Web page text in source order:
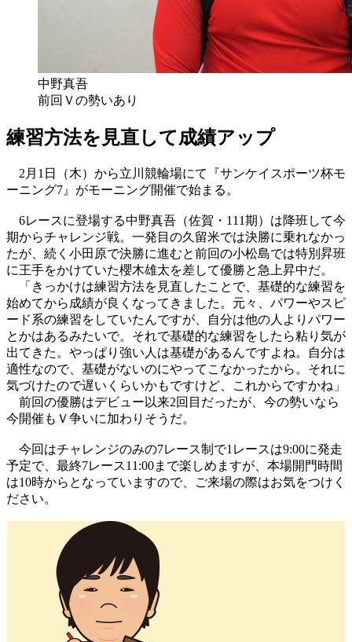
中野真吾
前回Ｖの勢いあり
練習方法を見直して成績アップ
2月1日（木）から立川競輪場にて『サンケイスポーツ杯モ
ーニング7』がモーニング開催で始まる。
6レースに登場する中野真吾（佐賀・111期）は降班して今
期からチャレンジ戦。一発目の久留米では決勝に乗れなかっ
たが、続く小田原で決勝に進むと前回の小松島では特別昇班
に王手をかけていた櫻木雄太を差して優勝と急上昇中だ。
「きっかけは練習方法を見直したことで、基礎的な練習を
始めてから成績が良くなってきました。元々、パワーやスピ
ード系の練習をしていたんですが、自分は他の人よりパワー
とかはあるみたいで。それで基礎的な練習をしたら粘り気が
出てきた。やっぱり強い人は基礎があるんですよね。自分は
適性なので、基礎がないのにやってこなかったから。それに
気づけたので遅いくらいかもですけど、これからですかね」
前回の優勝はデビュー以来2回目だったが、今の勢いなら
今開催もＶ争いに加わりそうだ。
今回はチャレンジのみの7レース制で1レースは9:00に発走
予定で、最終7レース11:00まで楽しめますが、本場開門時間
は10時からとなっていますので、ご来場の際はお気をつけく
ださい。